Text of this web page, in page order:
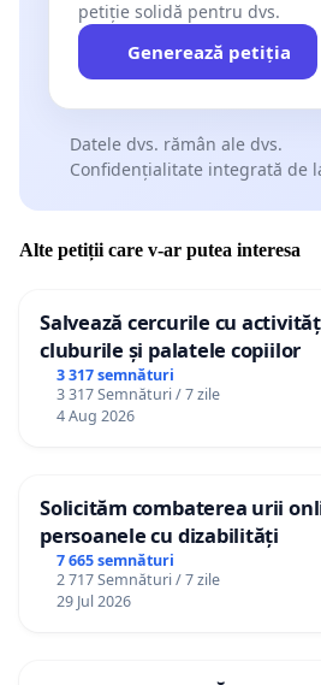
petiție solidă pentru dvs.
Generează petiția
Datele dvs. rămân ale dvs.
Confidențialitate integrată de
Alte petiții care v-ar putea interesa
Salvează cercurile cu
cluburile și palatele copiilor
3 317 semnături
3 317 Semnături / 7 zile
4 Aug 2026
Solicităm combaterea urii
persoanele cu dizabilități
7 665 semnături
2 717 Semnături / 7 zile
29 Jul 2026